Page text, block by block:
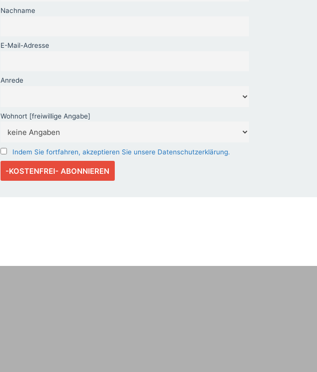
Nachname
E-Mail-Adresse
Anrede
Wohnort [freiwillige Angabe]
Indem Sie fortfahren, akzeptieren Sie unsere Datenschutzerklärung.